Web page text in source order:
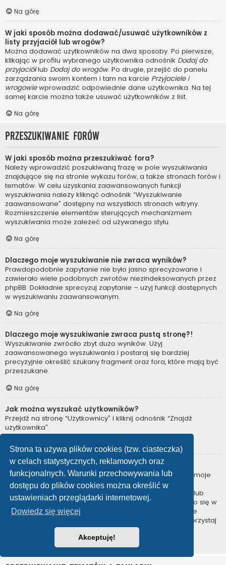
Strona ta używa plików cookies (tzw. ciasteczka)
w celach statystycznych, reklamowych oraz
funkcjonalnych. Warunki przechowywania lub
dostępu do plików cookies można określić w
ustawieniach przeglądarki internetowej.
Dowiedz się więcej
Akceptuję!
Na górę
W jaki sposób można dodawać/usuwać użytkowników z
listy przyjaciół lub wrogów?
Można dodawać użytkowników na dwa sposoby. Po pierwsze,
klikając w profilu wybranego użytkownika odnośnik Dodaj do
przyjaciółlub Dodaj do wrogów. Po drugie, przejść do panelu
zarządzania swoim kontem i tam na karcie Przyjaciele i
wrogowiewprowadzić odpowiednie dane użytkownika. Na tej
samej karcie można także usuwać użytkowników z list.
Na górę
Przeszukiwanie forów
W jaki sposób można przeszukiwać fora?
Należy wprowadzić poszukiwaną frazę w pole wyszukiwania
znajdujące się na stronie wykazu forów, a także stronach forów i
tematów. W celu uzyskania zaawansowanych funkcji
wyszukiwania należy kliknąć odnośnik “Wyszukiwanie
zaawansowane” dostępny na wszystkich stronach witryny.
Rozmieszczenie elementów sterujących mechanizmem
wyszukiwania może zależeć od używanego stylu.
Na górę
Dlaczego moje wyszukiwanie nie zwraca wyników?
Prawdopodobnie zapytanie nie było jasno sprecyzowane i
zawierało wiele podobnych zwrotów niezindeksowanych przez
phpBB. Dokładnie sprecyzuj zapytanie – użyj funkcji dostępnych
w wyszukiwaniu zaawansowanym.
Na górę
Dlaczego moje wyszukiwanie zwraca pustą stronę?!
Wyszukiwanie zwróciło zbyt dużo wyników. Użyj
zaawansowanego wyszukiwania i postaraj się bardziej
precyzyjnie określić szukany fragment oraz fora, które mają być
przeszukane.
Na górę
Jak można wyszukać użytkowników?
Przejdź na stronę “Użytkownicy” i kliknij odnośnik “Znajdź
użytkownika”.
Na górę
W jaki sposób można znaleźć swoje posty i tematy?
Swoje posty można znaleźć, klikając odnośnik “Wyświetl moje
posty” znajdujący się w panelu zarządzania kontem lub
odnośnik “Posty użytkownika” na stronie swojego profilu lub
wybierając „Twoje posty” z menu „Więcej…” znajdującego się w
górnym lewym rogu witryny. Jeśli chcesz wyszukać swoje
tematy, użyj strony wyszukiwania zaawansowanego i skorzystaj
z odpowiednich funkcji.